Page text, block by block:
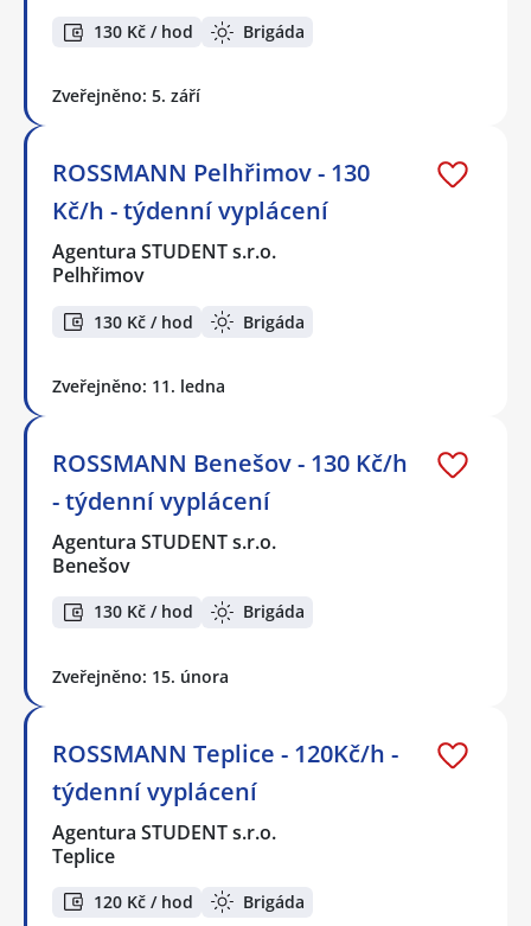
130 Kč / hod Brigáda
Zveřejněno: 5. září
ROSSMANN Pelhřimov - 130
Kč/h - týdenní vyplácení
Agentura STUDENT s.r.o.
Pelhřimov
130 Kč / hod Brigáda
Zveřejněno: 11. ledna
ROSSMANN Benešov - 130 Kč/h
- týdenní vyplácení
Agentura STUDENT s.r.o.
Benešov
130 Kč / hod Brigáda
Zveřejněno: 15. února
ROSSMANN Teplice - 120Kč/h -
týdenní vyplácení
Agentura STUDENT s.r.o.
Teplice
120 Kč / hod Brigáda